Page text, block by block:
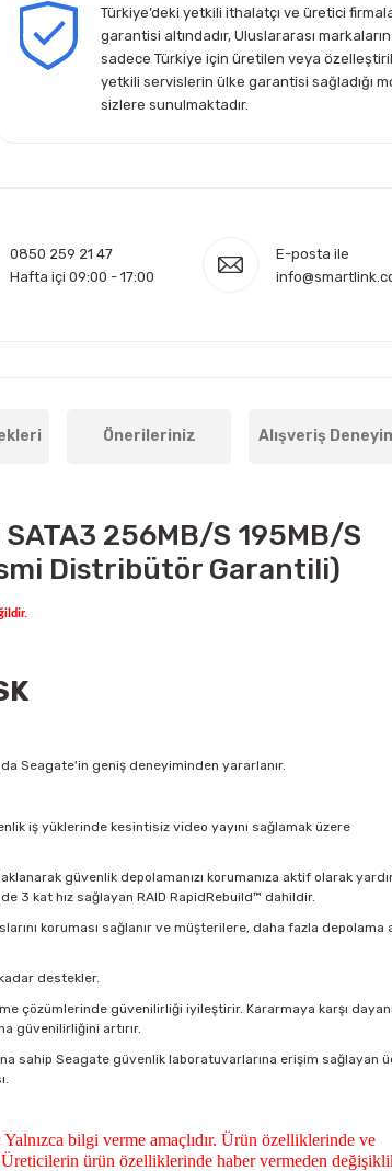
Türkiye’deki yetkili ithalatçı ve üretici
garantisi altındadır, Uluslararası markaların
sadece Türkiye için üretilen veya
yetkili servislerin ülke garantisi sağladığı
sizlere sunulmaktadır.
0850 259 21 47
Hafta içi 09:00 - 17:00
E-posta ile
Önerileriniz Alışveriş
SATA3 256MB/S 195MB/S
Distribütör Garantili)
Seagate'in geniş deneyiminden yararlanır.
iş yüklerinde kesintisiz video yayını sağlamak üzere
güvenlik depolamanızı korumanıza aktif olarak
3 kat hız sağlayan RAID RapidRebuild™ dahildir.
koruması sağlanır ve müşterilere, daha fazla depolama
destekler.
çözümlerinde güvenilirliği iyileştirir. Kararmaya karşı
güvenilirliğini artırır.
sahip Seagate güvenlik laboratuvarlarına erişim sağlayan
bilgi verme amaçlıdır. Ürün özelliklerinde ve
ürün özelliklerinde haber vermeden